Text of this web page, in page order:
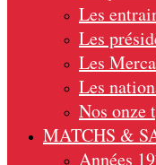
Les
Les
Les
Les
Nos onze
MATCHS &
Années